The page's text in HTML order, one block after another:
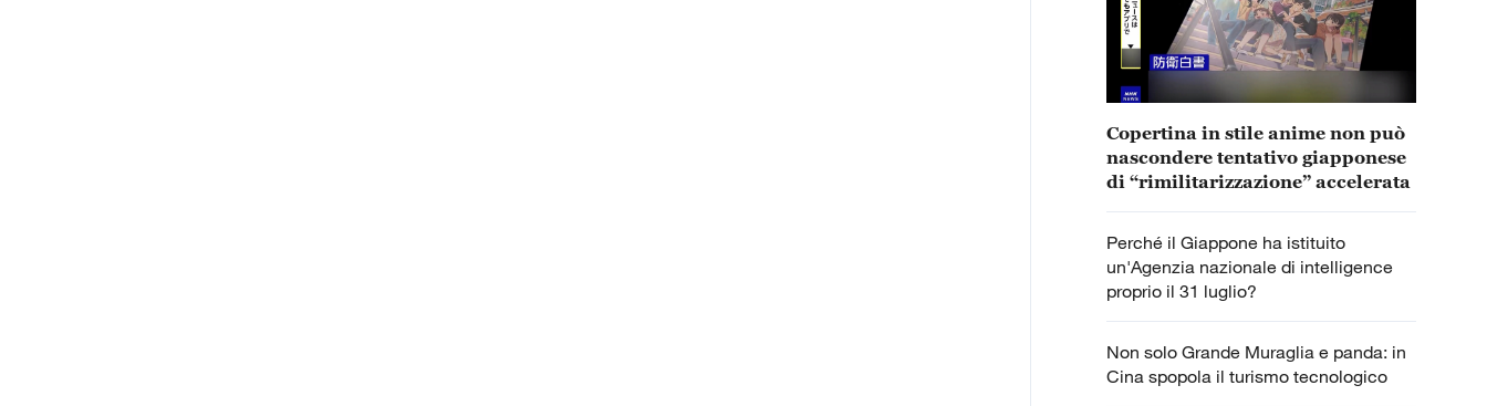
Copertina in stile anime non può
nascondere tentativo giapponese
di “rimilitarizzazione” accelerata
Perché il Giappone ha istituito
un'Agenzia nazionale di intelligence
proprio il 31 luglio?
Non solo Grande Muraglia e panda: in
Cina spopola il turismo tecnologico